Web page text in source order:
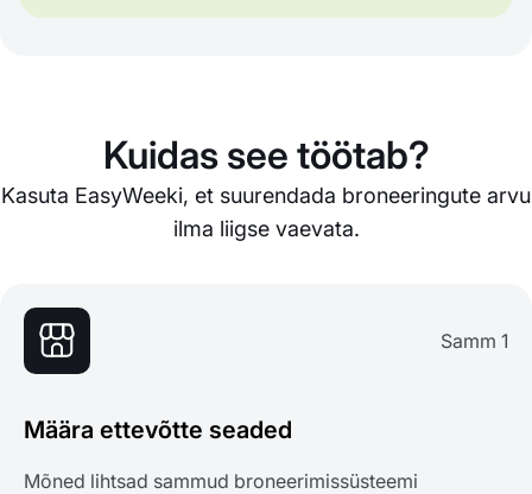
Kuidas see töötab?
Kasuta EasyWeeki, et suurendada broneeringute arvu
ilma liigse vaevata.
Samm 1
Määra ettevõtte seaded
Mõned lihtsad sammud broneerimissüsteemi